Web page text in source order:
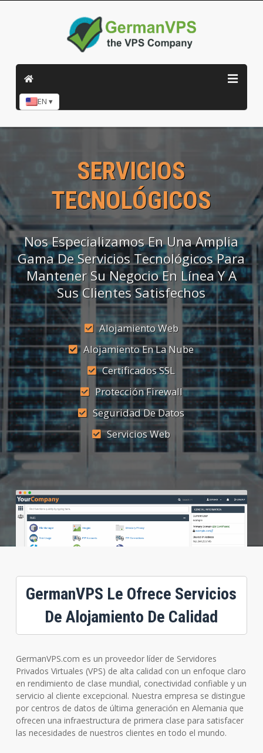
EN ▾
SERVICIOS
TECNOLÓGICOS
Nos Especializamos En Una Amplia
Gama De Servicios Tecnológicos Para
Mantener Su Negocio En Línea Y A
Sus Clientes Satisfechos
Alojamiento Web
Alojamiento En La Nube
Certificados SSL
Protección Firewall
Seguridad De Datos
Servicios Web
GermanVPS Le Ofrece Servicios
De Alojamiento De Calidad
GermanVPS.com es un proveedor líder de Servidores
Privados Virtuales (VPS) de alta calidad con un enfoque claro
en rendimiento de clase mundial, conectividad confiable y un
servicio al cliente excepcional. Nuestra empresa se distingue
por centros de datos de última generación en Alemania que
ofrecen una infraestructura de primera clase para satisfacer
las necesidades de nuestros clientes en todo el mundo.